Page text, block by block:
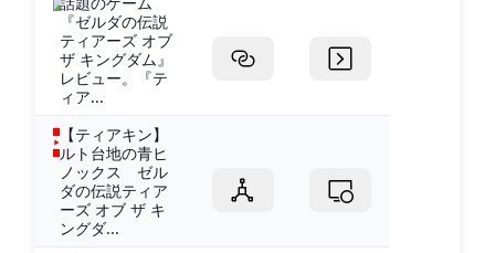
『ゼルダの伝説
ティアーズ オブ
ザ キングダム』
レビュー。『テ
ィア...
【ティアキン】
ルト台地の青ヒ
ノックス ゼル
ダの伝説ティア
ーズ オブ ザ キ
ングダ...